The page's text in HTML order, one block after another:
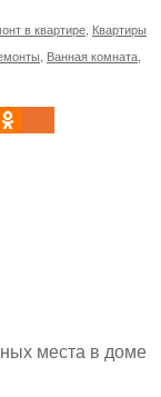
в квартире Квартиры
Ванная комната
места в доме